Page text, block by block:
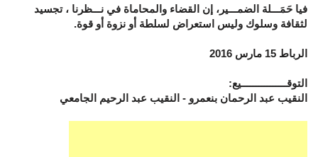
فيا حَمَـــلة الضمـــير، إن القضاء والمحاماة في نـــظرنا ، تجسيد
لثقافة وسلوك وليس استعراض لسلطة أو نزوة أو قوة.
الرباط 15 مارس 2016
التوقــــــــــــــــيع:
النقيب عبد الرحمان بنعمرو - النقيب عبد الرحيم الجامعي